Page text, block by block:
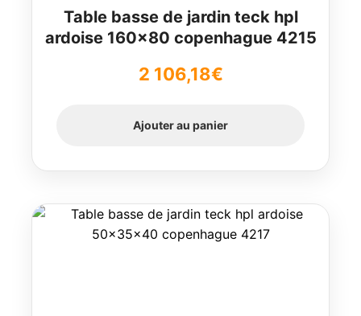
Table basse de jardin teck hpl
ardoise 160×80 copenhague 4215
2 106,18€
Ajouter au panier